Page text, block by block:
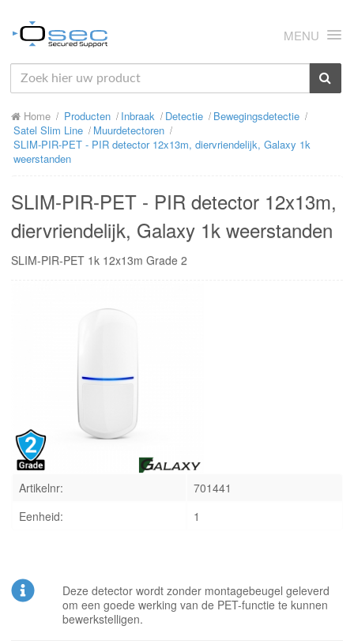
MENU
HOME
OVER ONS
NIEUWS
SUPPORT
RMA
Home Producten Inbraak Detectie
Bewegingsdetectie
Satel Slim Line
Muurdetectoren
SLIM-PIR-PET - PIR detector 12x13m, diervriendelijk, Galaxy 1k
weerstanden
SLIM-PIR-PET - PIR detector 12x13m,
diervriendelijk, Galaxy 1k weerstanden
SLIM-PIR-PET 1k 12x13m Grade 2
Artikelnr:
701441
Eenheid:
1
Deze detector wordt zonder montagebeugel geleverd
om een goede werking van de PET-functie te kunnen
bewerkstelligen.